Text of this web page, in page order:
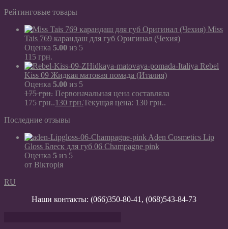
Рейтинговые товары
Miss
Tais 769 карандаш для губ Оригинал (Чехия)
Оценка 5.00 из 5
115 грн.
Rebel
Kiss 09 Жидкая матовая помада (Италия)
Оценка 5.00 из 5
175грн. Первоначальная цена составляла
175 грн..130 грн.Текущая цена: 130 грн..
Последние отзывы
Aden Cosmetics Lip
Gloss Блеск для губ 06 Champagne pink
Оценка 5 из 5
от Вікторія
RU
Наши контакты: (066)350-80-41, (068)543-84-73